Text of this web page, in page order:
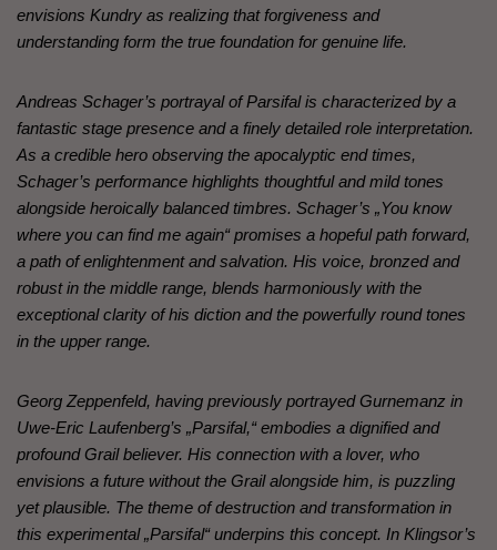
envisions Kundry as realizing that forgiveness and
understanding form the true foundation for genuine life.
Andreas Schager’s portrayal of Parsifal is characterized by a
fantastic stage presence and a finely detailed role interpretation.
As a credible hero observing the apocalyptic end times,
Schager’s performance highlights thoughtful and mild tones
alongside heroically balanced timbres. Schager’s „You know
where you can find me again“ promises a hopeful path forward,
a path of enlightenment and salvation. His voice, bronzed and
robust in the middle range, blends harmoniously with the
exceptional clarity of his diction and the powerfully round tones
in the upper range.
Georg Zeppenfeld, having previously portrayed Gurnemanz in
Uwe-Eric Laufenberg’s „Parsifal,“ embodies a dignified and
profound Grail believer. His connection with a lover, who
envisions a future without the Grail alongside him, is puzzling
yet plausible. The theme of destruction and transformation in
this experimental „Parsifal“ underpins this concept. In Klingsor’s